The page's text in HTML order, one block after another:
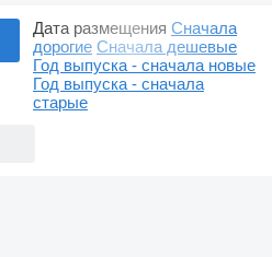
Дата размещения Сначала
дорогие Сначала дешевые
Год выпуска - сначала новые
Год выпуска - сначала
старые